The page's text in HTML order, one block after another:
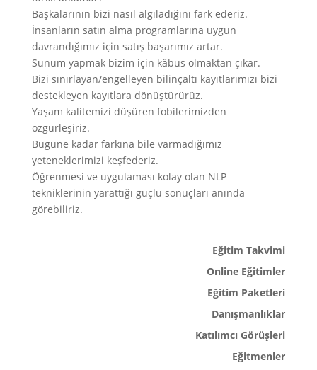
Başkalarının bizi nasıl algıladığını fark ederiz.
İnsanların satın alma programlarına uygun
davrandığımız için satış başarımız artar.
Sunum yapmak bizim için kâbus olmaktan çıkar.
Bizi sınırlayan/engelleyen bilinçaltı kayıtlarımızı bizi
destekleyen kayıtlara dönüştürürüz.
Yaşam kalitemizi düşüren fobilerimizden
özgürleşiriz.
Bugüne kadar farkına bile varmadığımız
yeteneklerimizi keşfederiz.
Öğrenmesi ve uygulaması kolay olan NLP
tekniklerinin yarattığı güçlü sonuçları anında
görebiliriz.
Eğitim Takvimi
Online Eğitimler
Eğitim Paketleri
Danışmanlıklar
Katılımcı Görüşleri
Eğitmenler